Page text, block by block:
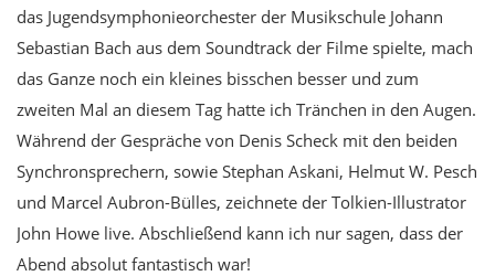
das Jugendsymphonieorchester der Musikschule Johann
Sebastian Bach aus dem Soundtrack der Filme spielte, mach
das Ganze noch ein kleines bisschen besser und zum
zweiten Mal an diesem Tag hatte ich Tränchen in den Augen.
Während der Gespräche von Denis Scheck mit den beiden
Synchronsprechern, sowie Stephan Askani, Helmut W. Pesch
und Marcel Aubron-Bülles, zeichnete der Tolkien-Illustrator
John Howe live. Abschließend kann ich nur sagen, dass der
Abend absolut fantastisch war!